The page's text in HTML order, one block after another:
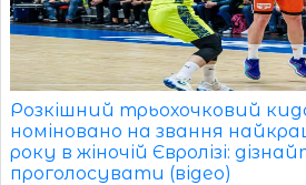
Розкішний трьохочковий
номіновано на звання
року в жіночій Євролізі:
проголосувати (відео)